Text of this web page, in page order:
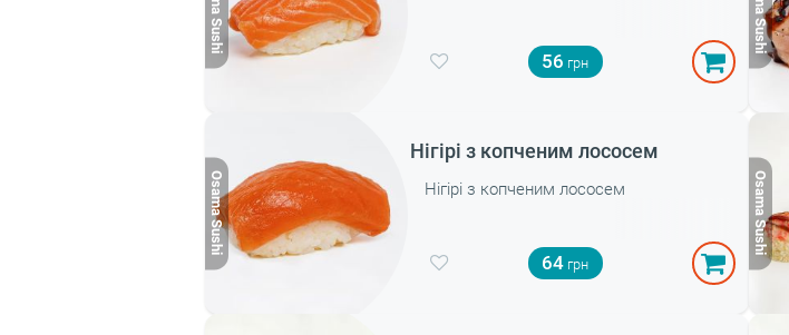
56
Нігірі з копченим лососем
Нігірі з копченим лососем
64